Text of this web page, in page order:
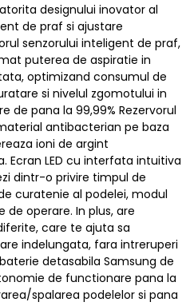
designului inovator al
de praf si ajustare
senzorului inteligent de praf,
puterea de aspiratie in
optimizand consumul de
si nivelul zgomotului in
de pana la 99,99% Rezervorul
antibacterian pe baza
ioni de argint
Ecran LED cu interfata intuitiva
dintr-o privire timpul de
curatenie al podelei, modul
operare. In plus, are
care te ajuta sa
indelungata, fara intreruperi
detasabila Samsung de
de functionare pana la
spalarea podelelor si pana